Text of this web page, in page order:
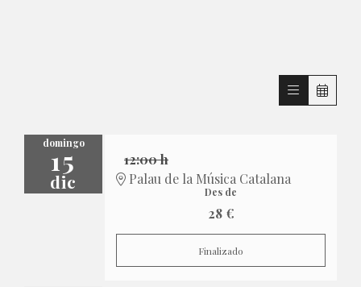
domingo
15
dic
12:00 h
Palau de la Música Catalana
Des de
28 €
Finalizado